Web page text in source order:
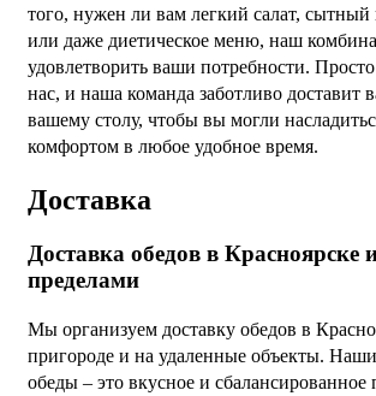
того, нужен ли вам легкий салат, сытный
или даже диетическое меню, наш
удовлетворить ваши потребности. Просто
нас, и наша команда заботливо доставит
вашему столу, чтобы вы могли
комфортом в любое удобное время.
Доставка
Доставка обедов в Красноярске
пределами
Мы организуем доставку обедов в
пригороде и на удаленные объекты.
обеды – это вкусное и сбалансированное